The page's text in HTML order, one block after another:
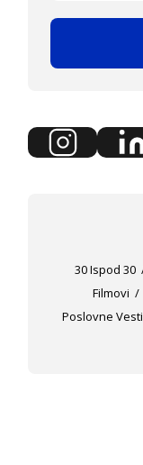
30 Ispod 30
Filmovi
Poslovne Vesti